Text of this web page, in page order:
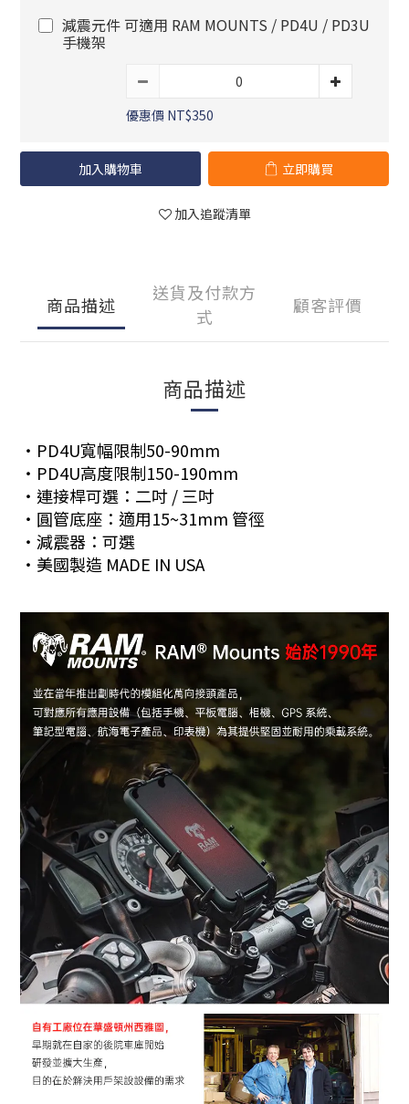
減震元件 可適用 RAM MOUNTS / PD4U / PD3U
手機架
優惠價 NT$350
加入購物車 立即購買
加入追蹤清單
商品描述
送貨及付款方
式
顧客評價
商品描述
・PD4U寬幅限制50-90mm
・PD4U高度限制150-190mm
・連接桿可選：二吋 / 三吋
・圓管底座：適用15~31mm 管徑
・減震器：可選
・美國製造 MADE IN USA